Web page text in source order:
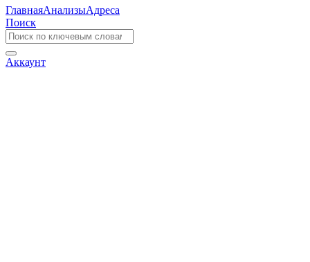
ГлавнаяАнализыАдреса
Поиск
Аккаунт